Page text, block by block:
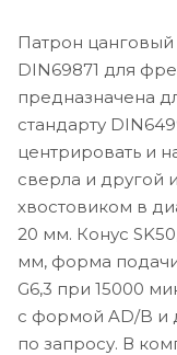
Патрон цанговый
DIN69871 для
предназначена
стандарту
центрировать и
сверла и другой
хвостовиком в
20 мм. Конус
мм, форма
G6,3 при 15000
с формой AD/B и
по запросу. В